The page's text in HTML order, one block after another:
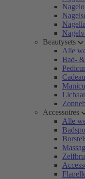
Beautysets
Alle
Bad-
Accessoires
Alle